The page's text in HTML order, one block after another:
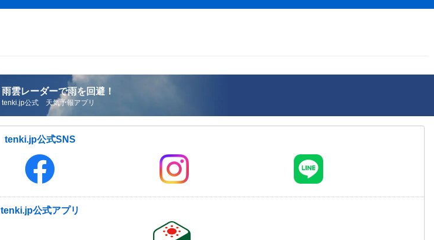
雨雲レーダーで雨を回避！
tenki.jp公式 天気予報アプリ
tenki.jp公式SNS
tenki.jp公式アプリ